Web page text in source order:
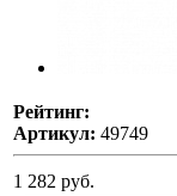
Рейтинг:
Артикул: 49749
1 282 руб.